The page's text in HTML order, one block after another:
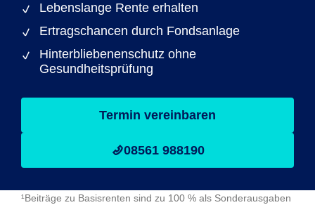
Lebenslange Rente erhalten
Ertragschancen durch Fondsanlage
Hinterbliebenenschutz ohne
Gesundheitsprüfung
Termin vereinbaren
08561 988190
¹Beiträge zu Basisrenten sind zu 100 % als Sonderausgaben